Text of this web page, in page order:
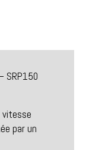
SRP150
vitesse
par un